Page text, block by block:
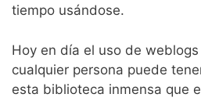
tiempo usándose.
Hoy en día el uso de
cualquier persona puede
esta biblioteca inmensa que